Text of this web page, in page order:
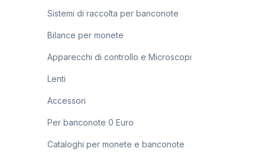
Sistemi di raccolta per banconote
Bilance per monete
Apparecchi di controllo e Microscopi
Lenti
Accessori
Per banconote 0 Euro
Cataloghi per monete e banconote